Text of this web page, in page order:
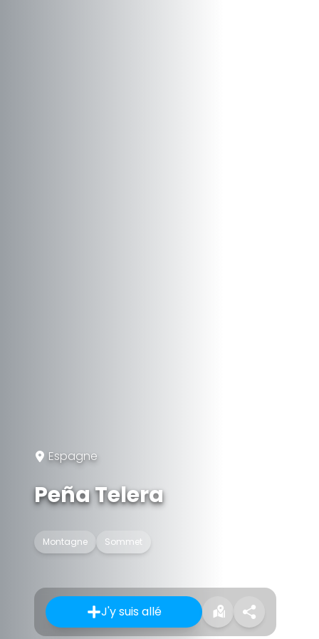
Espagne
Peña Telera
Montagne Sommet
J'y suis allé